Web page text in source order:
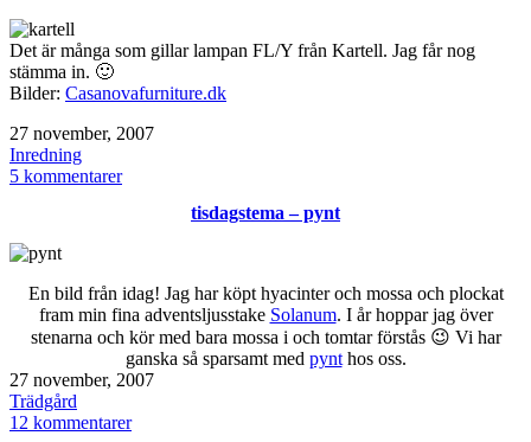
Det är många som gillar lampan FL/Y från Kartell. Jag får nog
stämma in. 🙂
Bilder: Casanovafurniture.dk
Publicerat
den
27 november, 2007
Kategoriserat
som
Inredning
5 kommentarertill
tisdagstema – pynt
En bild från idag! Jag har köpt hyacinter och mossa och plockat
fram min fina adventsljusstake Solanum. I år hoppar jag över
stenarna och kör med bara mossa i och tomtar förstås 😉 Vi har
ganska så sparsamt med pynthos oss.
Publicerat
den
27 november, 2007
Kategoriserat
som
Trädgård
12 kommentarertill